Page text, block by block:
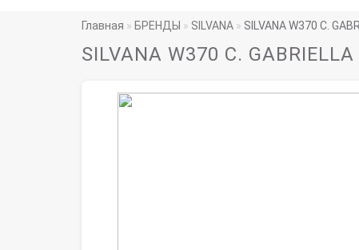
Главная БРЕНДЫ SILVANA SILVANA W370 C.
SILVANA W370 C.